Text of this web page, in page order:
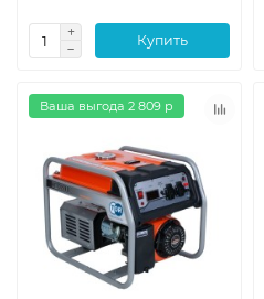
Купить
Ваша выгода 2 809 р